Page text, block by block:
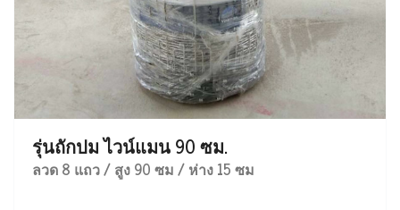
รุ่นถักปม ไวน์แมน 90 ซม.
ลวด 8 แถว / สูง 90 ซม / ห่าง 15 ซม